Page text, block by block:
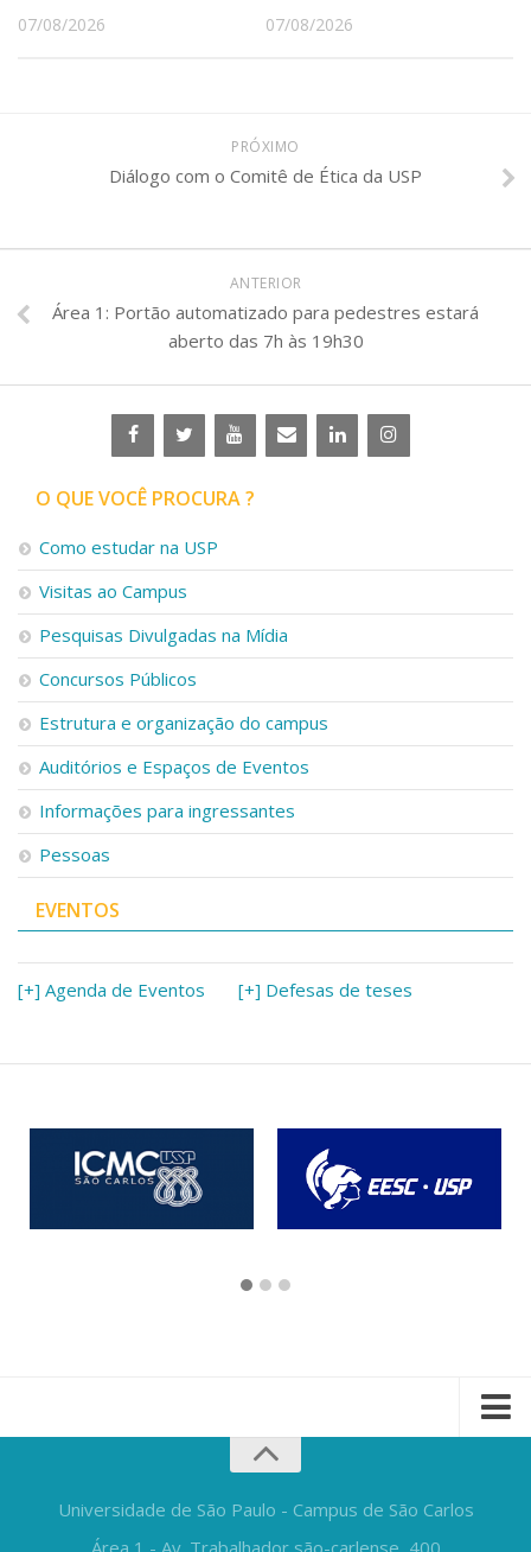
07/08/2026 07/08/2026
PRÓXIMO
Diálogo com o Comitê de Ética da USP
ANTERIOR
Área 1: Portão automatizado para pedestres estará
aberto das 7h às 19h30
O QUE VOCÊ PROCURA ?
Como estudar na USP
Visitas ao Campus
Pesquisas Divulgadas na Mídia
Concursos Públicos
Estrutura e organização do campus
Auditórios e Espaços de Eventos
Informações para ingressantes
Pessoas
EVENTOS
[+] Agenda de Eventos [+] Defesas de teses
Universidade de São Paulo - Campus de São Carlos
Área 1 - Av. Trabalhador são-carlense, 400